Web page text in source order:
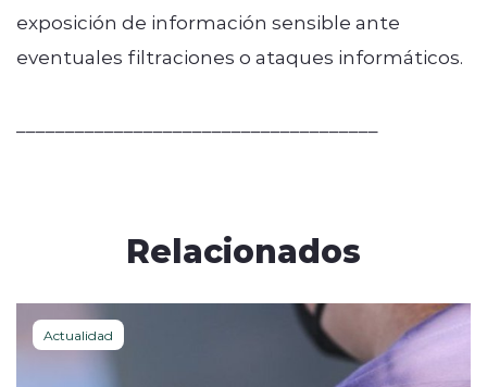
exposición de información sensible ante
eventuales filtraciones o ataques informáticos.
Relacionados
Actualidad